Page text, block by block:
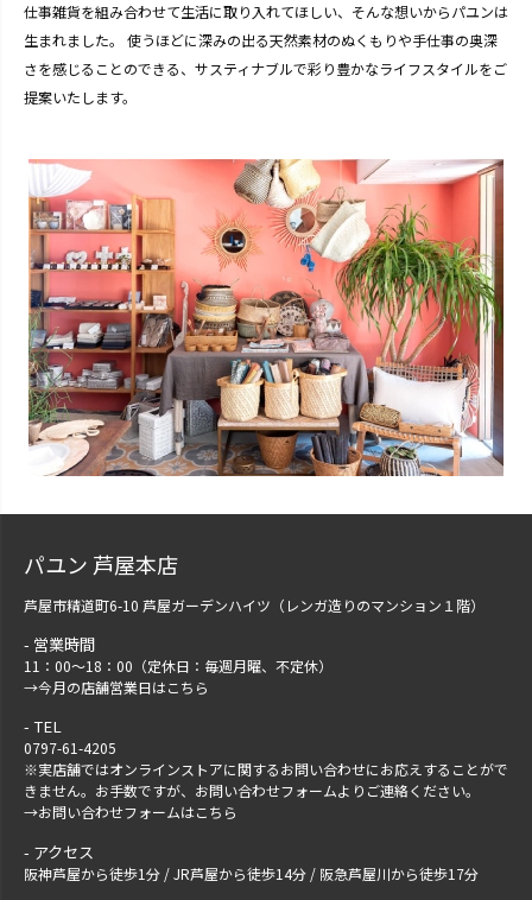
仕事雑貨を組み合わせて生活に取り入れてほしい、そんな想いからパユンは
生まれました。 使うほどに深みの出る天然素材のぬくもりや手仕事の奥深
さを感じることのできる、サスティナブルで彩り豊かなライフスタイルをご
提案いたします。
パユン 芦屋本店
芦屋市精道町6-10 芦屋ガーデンハイツ（レンガ造りのマンション１階）
営業時間
11：00～18：00（定休日：毎週月曜、不定休）
→今月の店舗営業日はこちら
TEL
0797-61-4205
※実店舗ではオンラインストアに関するお問い合わせにお応えすることがで
きません。お手数ですが、 お問い合わせフォームよりご連絡ください。
→お問い合わせフォームはこちら
アクセス
阪神芦屋から徒歩1分 / JR芦屋から徒歩14分 / 阪急芦屋川から徒歩17分